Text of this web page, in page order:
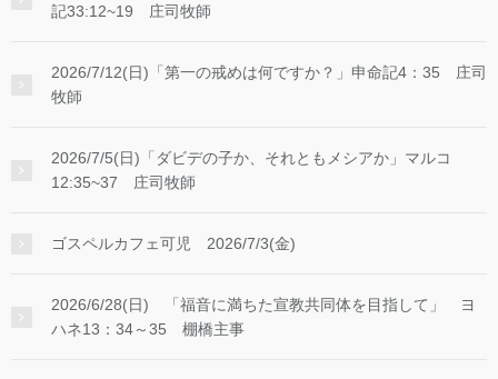
記33:12~19 庄司牧師
2026/7/12(日)「第一の戒めは何ですか？」申命記4：35 庄司
牧師
2026/7/5(日)「ダビデの子か、それともメシアか」マルコ
12:35~37 庄司牧師
ゴスペルカフェ可児 2026/7/3(金)
2026/6/28(日) 「福音に満ちた宣教共同体を目指して」 ヨ
ハネ13：34～35 棚橋主事